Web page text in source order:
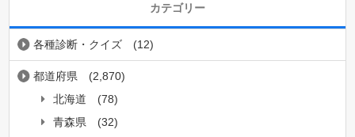
カテゴリー
各種診断・クイズ (12)
都道府県
(2,870)
北海道
(78)
青森県
(32)